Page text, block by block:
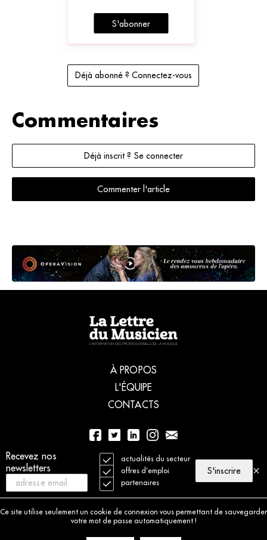
Recevez nos
newsletters
actualités du secteur
offres d’emploi
partenaires
S'inscrire
Ce site utilise seulement un cookie de connexion vous permettant de sauvegarder
votre mot de passe automatiquement !
S'abonner
Déjà abonné ? Connectez-vous
Commentaires
Déjà inscrit ? Se connecter
Commenter l'article
À PROPOS
L'ÉQUIPE
CONTACTS
01 56 77 04 00
© 2021 La Lettre du Musicien. Tous droits réservés
Charte déontologique